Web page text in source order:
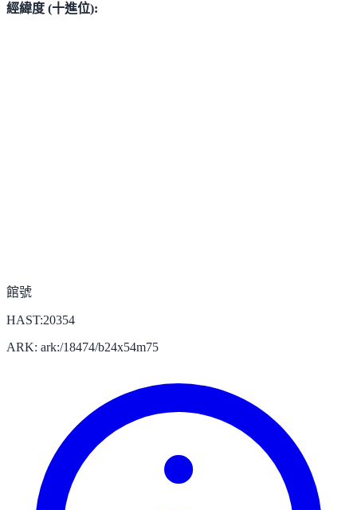
經緯度 (十進位):
館號
HAST:20354
ARK: ark:/18474/b24x54m75